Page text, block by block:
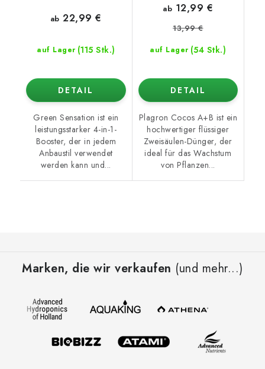
auf Lager (115 Stk.)
ab 22,99 €
DETAIL
Green Sensation ist ein
leistungsstarker 4-in-1-
Booster, der in jedem
Anbaustil verwendet
werden kann und...
auf Lager (54 Stk.)
ab 12,99 €
13,99 €
DETAIL
Plagron Cocos A+B ist ein
hochwertiger flüssiger
Zweisäulen-Dünger, der
ideal für das Wachstum
von Pflanzen...
Marken, die wir verkaufen (und mehr...)